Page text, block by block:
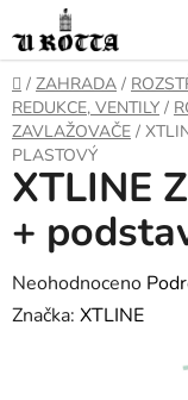
na
obsah
DOMŮ
/ ZAHRADA /
REDUKCE, VENTILY /
ZAVLAŽOVAČE /
PLASTOVÝ
XTLINE
+
Průměrné
hodnocení
Neohodnoceno
Značka: XTLINE